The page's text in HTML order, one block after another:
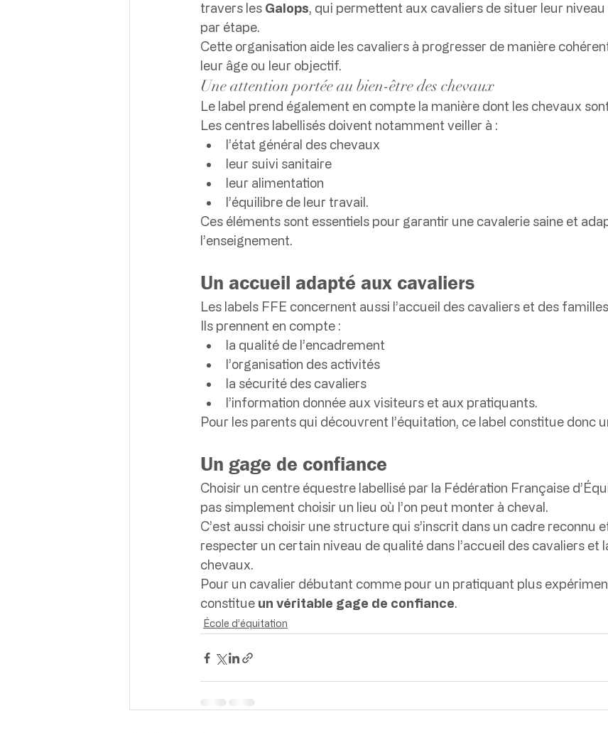
travers les Galops, qui permettent aux cavaliers de situer leur niveau
par étape.
Cette organisation aide les cavaliers à progresser de manière
leur âge ou leur objectif.
Une attention portée au bien-être des chevaux
Le label prend également en compte la manière dont les chevaux
Les centres labellisés doivent notamment veiller à :
l’état général des chevaux
leur suivi sanitaire
leur alimentation
l’équilibre de leur travail.
Ces éléments sont essentiels pour garantir une cavalerie saine et
l’enseignement.
Un accueil adapté aux cavaliers
Les labels FFE concernent aussi l’accueil des cavaliers et des
Ils prennent en compte :
la qualité de l’encadrement
l’organisation des activités
la sécurité des cavaliers
l’information donnée aux visiteurs et aux pratiquants.
Pour les parents qui découvrent l’équitation, ce label constitue donc
Un gage de confiance
Choisir un centre équestre labellisé par la Fédération Française
pas simplement choisir un lieu où l’on peut monter à cheval.
C’est aussi choisir une structure qui s’inscrit dans un cadre reconnu
respecter un certain niveau de qualité dans l’accueil des cavaliers et
chevaux.
Pour un cavalier débutant comme pour un pratiquant plus
constitue un véritable gage de confiance.
École d’équitation